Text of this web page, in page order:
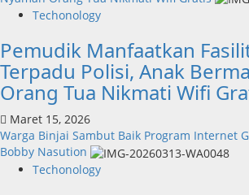
Techonology
Pemudik Manfaatkan
Terpadu Polisi, Anak
Orang Tua Nikmati Wifi
Maret 15, 2026
Warga Binjai Sambut Baik Program Internet
Bobby Nasution
Techonology